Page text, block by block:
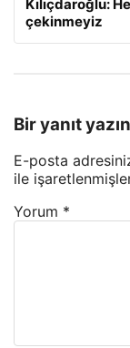
Kılıçdaroğlu:
çekinmeyiz
Bir yanıt yazın
E-posta
ile
Yorum *